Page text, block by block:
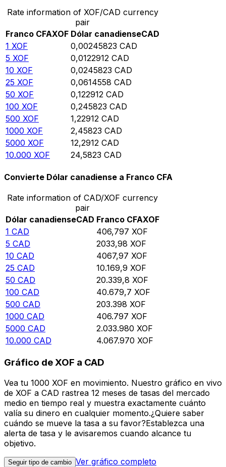
Rate information of XOF/CAD currency
pair
Franco CFAXOF Dólar canadienseCAD
1 XOF 0,00245823 CAD
5 XOF 0,0122912 CAD
10 XOF 0,0245823 CAD
25 XOF 0,0614558 CAD
50 XOF 0,122912 CAD
100 XOF 0,245823 CAD
500 XOF 1,22912 CAD
1000 XOF 2,45823 CAD
5000 XOF 12,2912 CAD
10.000 XOF 24,5823 CAD
Convierte Dólar canadiense a Franco CFA
Rate information of CAD/XOF currency
pair
Dólar canadienseCAD Franco CFAXOF
1 CAD 406,797 XOF
5 CAD 2033,98 XOF
10 CAD 4067,97 XOF
25 CAD 10.169,9 XOF
50 CAD 20.339,8 XOF
100 CAD 40.679,7 XOF
500 CAD 203.398 XOF
1000 CAD 406.797 XOF
5000 CAD 2.033.980 XOF
10.000 CAD 4.067.970 XOF
Gráfico de XOF a CAD
Vea tu 1000 XOF en movimiento. Nuestro gráfico en vivo
de XOF a CAD rastrea 12 meses de tasas del mercado
medio en tiempo real y muestra exactamente cuánto
valía su dinero en cualquier momento.¿Quiere saber
cuándo se mueve la tasa a su favor?Establezca una
alerta de tasa y le avisaremos cuando alcance tu
objetivo.
Seguir tipo de cambio Ver gráfico completo